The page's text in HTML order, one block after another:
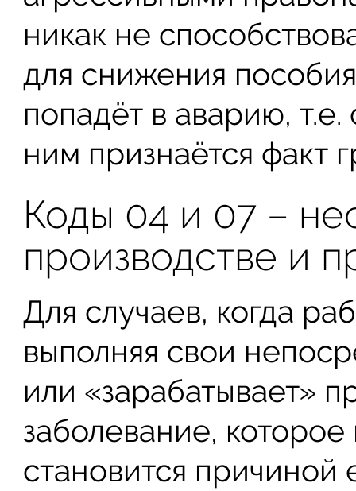
никак не
для снижения
попадёт в аварию, т.е.
ним признаётся факт
Коды 04 и 07 –
производстве и
Для случаев, когда
выполняя свои
или «зарабатывает»
заболевание,
становится причиной